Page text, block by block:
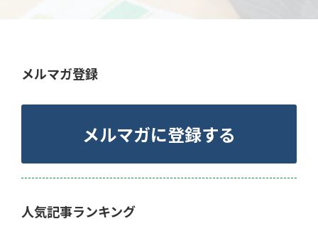
メルマガ登録
メルマガに登録する
人気記事ランキング